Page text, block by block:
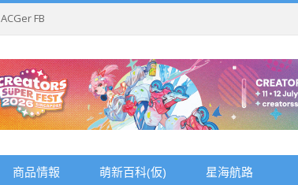
ACGer FB
商品情報 萌新百科(仮) 星海航路